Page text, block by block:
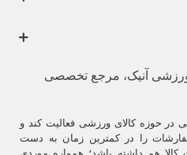
ورزشی آنیک، مرجع تخصصی
حوزه کالای ورزشی فعالیت کند و
را در کمترین زمان به دست